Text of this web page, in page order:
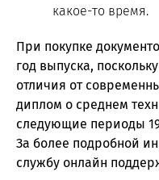
какое-то время.
При покупке
год выпуска,
отличия от
диплом о среднем
следующие периоды
За более подробной
службу онлайн